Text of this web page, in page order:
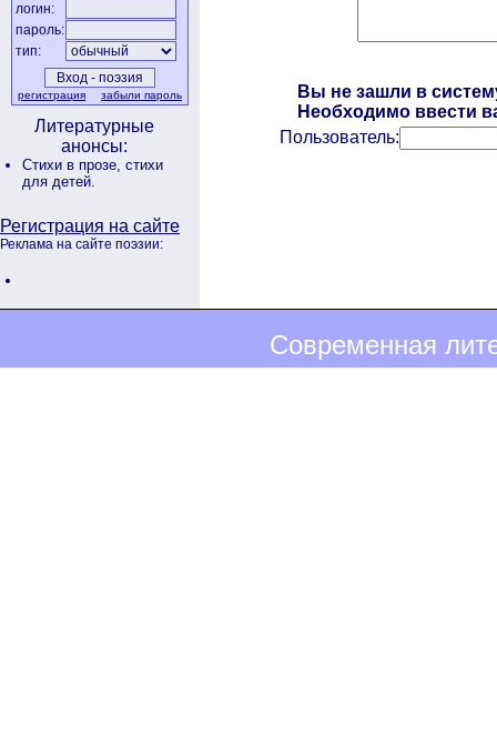
логин:
пароль:
тип:
регистрация забыли пароль
Литературные
анонсы:
Стихи в прозе, стихи
для детей.
Регистрация на сайте
Реклама на сайте поэзии:
Вы не зашли в
Необходимо ввести
Пользователь:
Современная